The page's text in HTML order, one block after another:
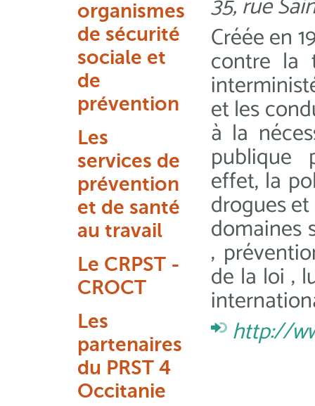
organismes
de sécurité
sociale et
de
prévention
Les
services de
prévention
et de santé
au travail
Le CRPST -
CROCT
Les
partenaires
du PRST 4
Occitanie
Créée en
contre la
et les
à la
publique
effet, la
drogues
domaines
;
de la loi ;
http://